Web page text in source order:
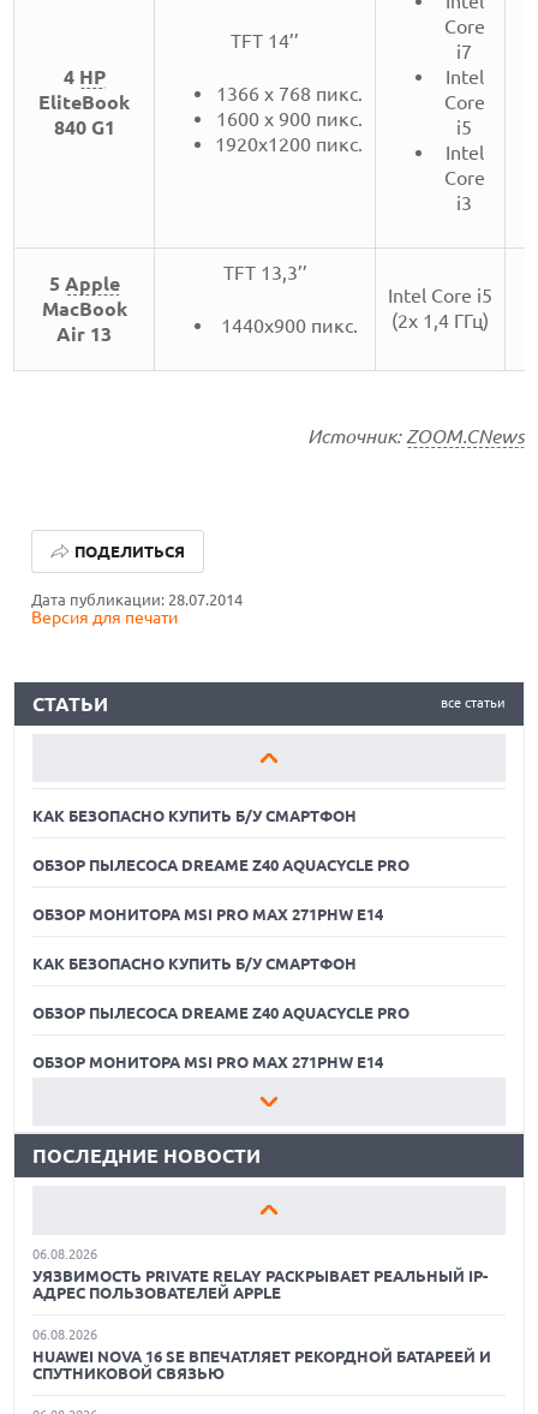
4 HP
EliteBook
840 G1
TFT 14’’
1366 x 768 пикс.
1600 x 900 пикс.
1920х1200 пикс.
Core
i7
Intel
Core
i5
Intel
Core
i3
5 Apple
MacBook
Air 13
TFT 13,3’’
1440х900 пикс.
Intel Core i5
(2х 1,4 ГГц)
Источник: ZOOM.CNews
Дата публикации: 28.07.2014
Версия для печати
ПОДЕЛИТЬСЯ
все статьи
СТАТЬИ
ОБЗОР ПЫЛЕСОСА DREAME Z40 AQUACYCLE PRO
ОБЗОР МОНИТОРА MSI PRO MAX 271PHW E14
ОБЗОР ПЫЛЕСОСА DREAME Z40 AQUACYCLE PRO
ОБЗОР МОНИТОРА MSI PRO MAX 271PHW E14
КАК БЕЗОПАСНО КУПИТЬ Б/У СМАРТФОН
ОБЗОР ПЫЛЕСОСА DREAME Z40 AQUACYCLE PRO
ОБЗОР МОНИТОРА MSI PRO MAX 271PHW E14
КАК БЕЗОПАСНО КУПИТЬ Б/У СМАРТФОН
ОБЗОР ПЫЛЕСОСА DREAME Z40 AQUACYCLE PRO
ОБЗОР МОНИТОРА MSI PRO MAX 271PHW E14
КАК БЕЗОПАСНО КУПИТЬ Б/У СМАРТФОН
ОБЗОР ПЫЛЕСОСА DREAME Z40 AQUACYCLE PRO
ОБЗОР МОНИТОРА MSI PRO MAX 271PHW E14
КАК БЕЗОПАСНО КУПИТЬ Б/У СМАРТФОН
ОБЗОР МОНИТОРА MSI PRO MAX 271PHW E14
ПОСЛЕДНИЕ НОВОСТИ
06.08.2026
ТОЛЩИНОЙ 4,7 ММ И 12" OLED МАТРИЦЕЙ
УБОРКИ И ЛИНЕЙКУ ТЕХНИКИ 2026 ГОДА
06.08.2026
УЯЗВИМОСТЬ PRIVATE RELAY РАСКРЫВАЕТ РЕАЛЬНЫЙ IP-
АДРЕС ПОЛЬЗОВАТЕЛЕЙ APPLE
06.08.2026
HUAWEI NOVA 16 SE ВПЕЧАТЛЯЕТ РЕКОРДНОЙ БАТАРЕЕЙ И
СПУТНИКОВОЙ СВЯЗЬЮ